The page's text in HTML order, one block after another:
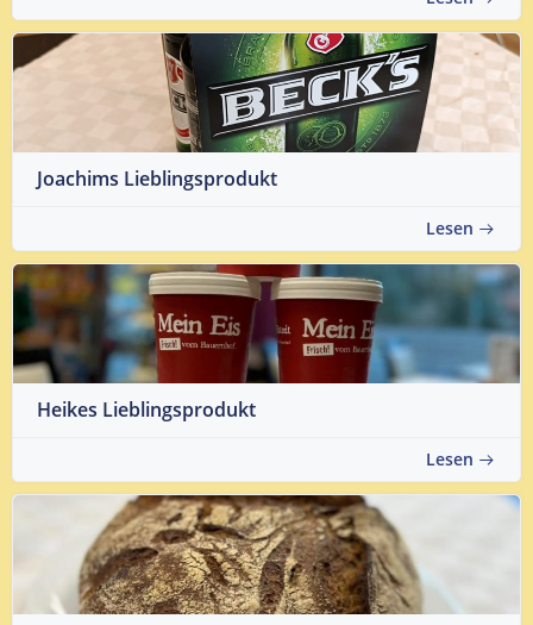
Joachims Lieblingsprodukt
Lesen
Heikes Lieblingsprodukt
Lesen